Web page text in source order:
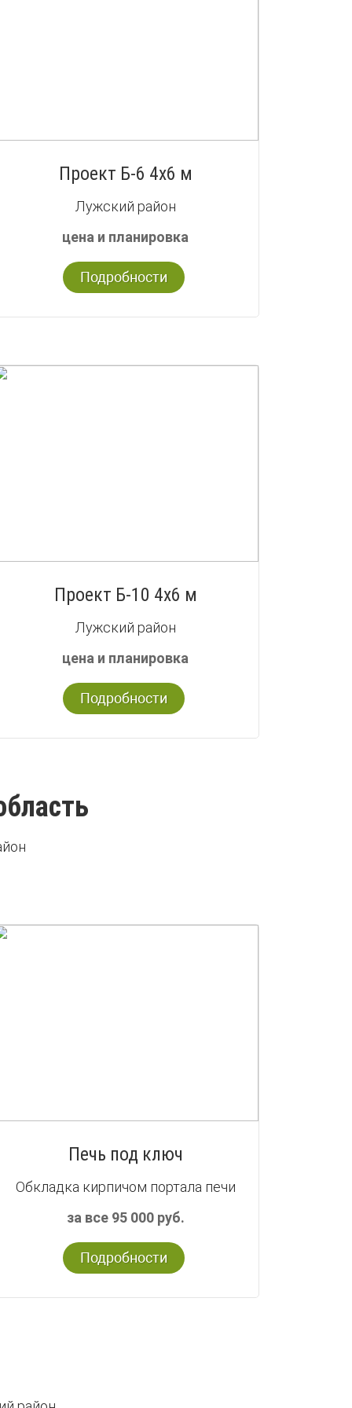
Проект Б-6 4х6 м
Лужский район
цена и планировка
Подробности
Проект Б-10 4х6 м
Лужский район
цена и планировка
Подробности
Печь под ключ
Обкладка кирпичом портала печи
за все 95 000 руб.
Подробности